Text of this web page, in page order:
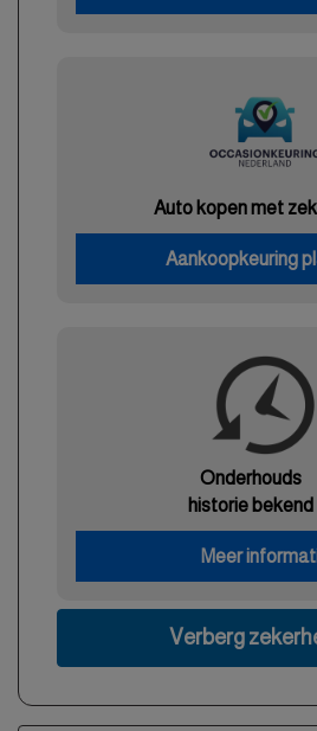
Auto kopen met
Aankoopkeuring
Onderhouds
historie bekend
Meer
Verberg